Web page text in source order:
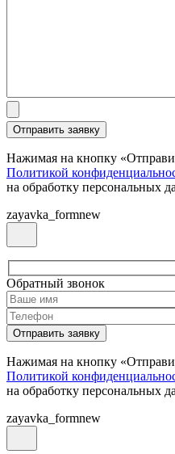
Нажимая на кнопку
Политикой
на обработку персональных
zayavka_formnew
Обратный звонок
Нажимая на кнопку
Политикой
на обработку персональных
zayavka_formnew